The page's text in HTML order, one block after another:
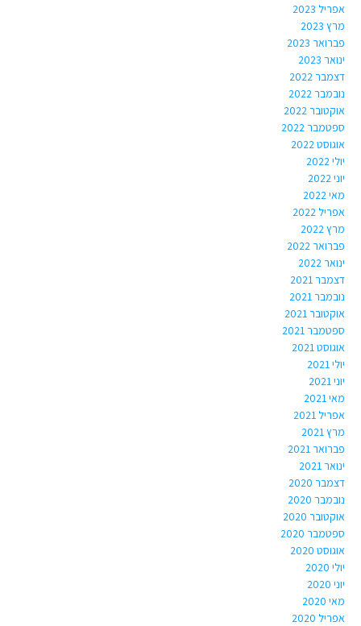
אפריל 2023
מרץ 2023
פברואר 2023
ינואר 2023
דצמבר 2022
נובמבר 2022
אוקטובר 2022
ספטמבר 2022
אוגוסט 2022
יולי 2022
יוני 2022
מאי 2022
אפריל 2022
מרץ 2022
פברואר 2022
ינואר 2022
דצמבר 2021
נובמבר 2021
אוקטובר 2021
ספטמבר 2021
אוגוסט 2021
יולי 2021
יוני 2021
מאי 2021
אפריל 2021
מרץ 2021
פברואר 2021
ינואר 2021
דצמבר 2020
נובמבר 2020
אוקטובר 2020
ספטמבר 2020
אוגוסט 2020
יולי 2020
יוני 2020
מאי 2020
אפריל 2020